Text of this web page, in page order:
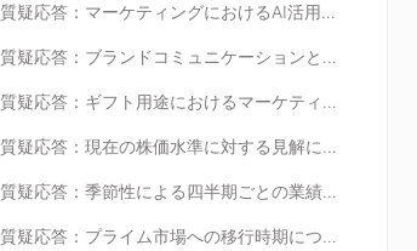
質疑応答：マーケティングにおけるAI活用について
質疑応答：ブランドコミュニケーションと宣伝の方針について
質疑応答：ギフト用途におけるマーケティング効果について
質疑応答：現在の株価水準に対する見解について
質疑応答：季節性による四半期ごとの業績について
質疑応答：プライム市場への移行時期について